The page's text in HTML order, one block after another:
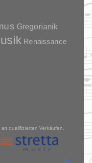
Gregorianik
Renaissance
qualifizierten Verkäufen.